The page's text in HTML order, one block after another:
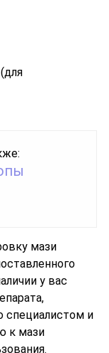
мази
у вас
специалистом и
к мази